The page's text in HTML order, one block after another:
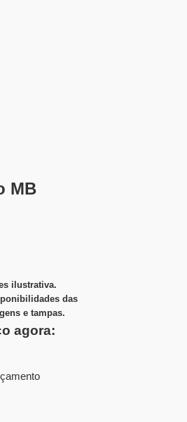
MB
ilustrativa.
das
e tampas.
agora: